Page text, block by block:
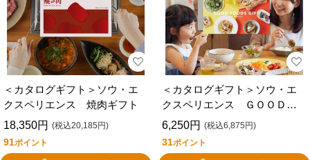
＜カタログギフト＞ソウ・エ
クスペリエンス 焼肉ギフト
18,350円 (税込20,185円)
91ポイント
＜カタログギフト＞ソウ・エ
クスペリエンス ＧＯＯＤ
ＦＯＯＤＳ ＧＩＦＴ
6,250円 (税込6,875円)
31ポイント